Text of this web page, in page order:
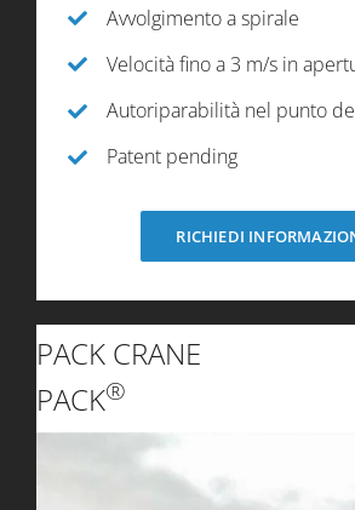
Avvolgimento a spirale
Velocità fino a 3 m/s in
Autoriparabilità nel punto
Patent pending
RICHIEDI
PACK CRANE
PACK®